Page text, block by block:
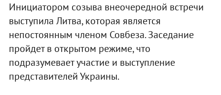
Инициатором созыва внеочередной встречи
выступила Литва, которая является
непостоянным членом Совбеза. Заседание
пройдет в открытом режиме, что
подразумевает участие и выступление
представителей Украины.